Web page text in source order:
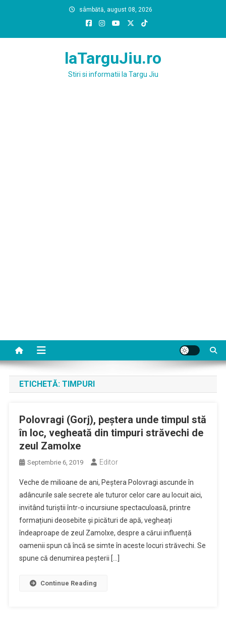
sâmbătă, august 08, 2026
laTarguJiu.ro
Stiri si informatii la Targu Jiu
ETICHETĂ: TIMPURI
Polovragi (Gorj), peștera unde timpul stă
în loc, vegheată din timpuri străvechi de
zeul Zamolxe
Septembrie 6, 2019 Editor
Veche de milioane de ani, Peștera Polovragi ascunde în
adâncurile sale secrete ale tuturor celor care au locuit aici,
invitând turiștii într-o incursiune spectaculoasă, printre
formațiuni deosebite și picături de apă, vegheați
îndeaproape de zeul Zamolxe, despre a cărui influență
oamenii spun că încă se simte în aceste locuri străvechi. Se
spune că denumirea peșterii […]
Continue Reading